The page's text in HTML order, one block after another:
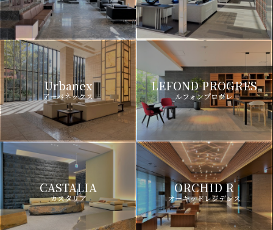
Urbanex
アーバネックス
LEFOND PROGRES
ルフォンプログレ
CASTALIA
カスタリア
ORCHID R
オーキッドレジデンス